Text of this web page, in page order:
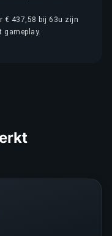
€ 437,58 bij 63u zijn
gameplay.